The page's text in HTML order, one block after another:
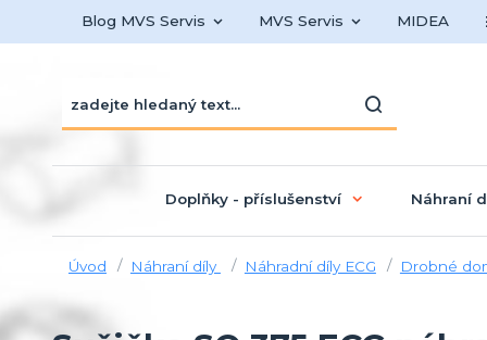
Blog MVS Servis MVS Servis MIDEA
Doplňky - příslušenství Náhraní
Úvod Náhraní díly Náhradní díly ECG Drobné